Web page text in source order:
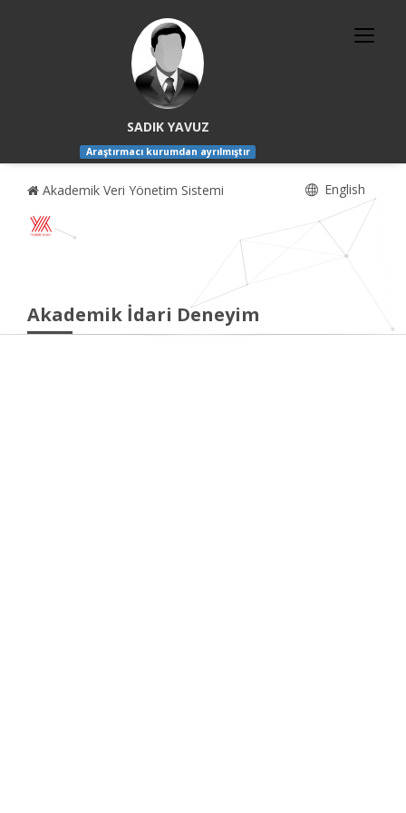
SADIK YAVUZ
Araştırmacı kurumdan ayrılmıştır
Akademik Veri Yönetim Sistemi English
Akademik İdari Deneyim